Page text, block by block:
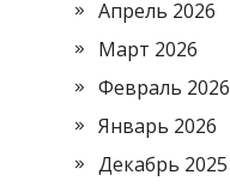
Апрель 2026
Март 2026
Февраль 2026
Январь 2026
Декабрь 2025